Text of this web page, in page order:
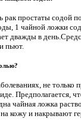
простаты содой
1 чайной ложки
дважды в
пьют.
не только
Предполагается,
чайная ложка
кожу и накрывают